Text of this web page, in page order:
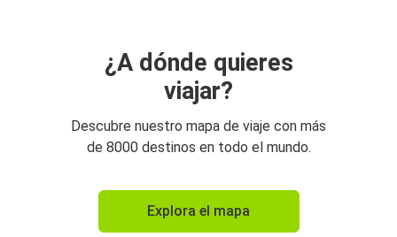
¿A dónde quieres
viajar?
Descubre nuestro mapa de viaje con más
de 8000 destinos en todo el mundo.
Explora el mapa